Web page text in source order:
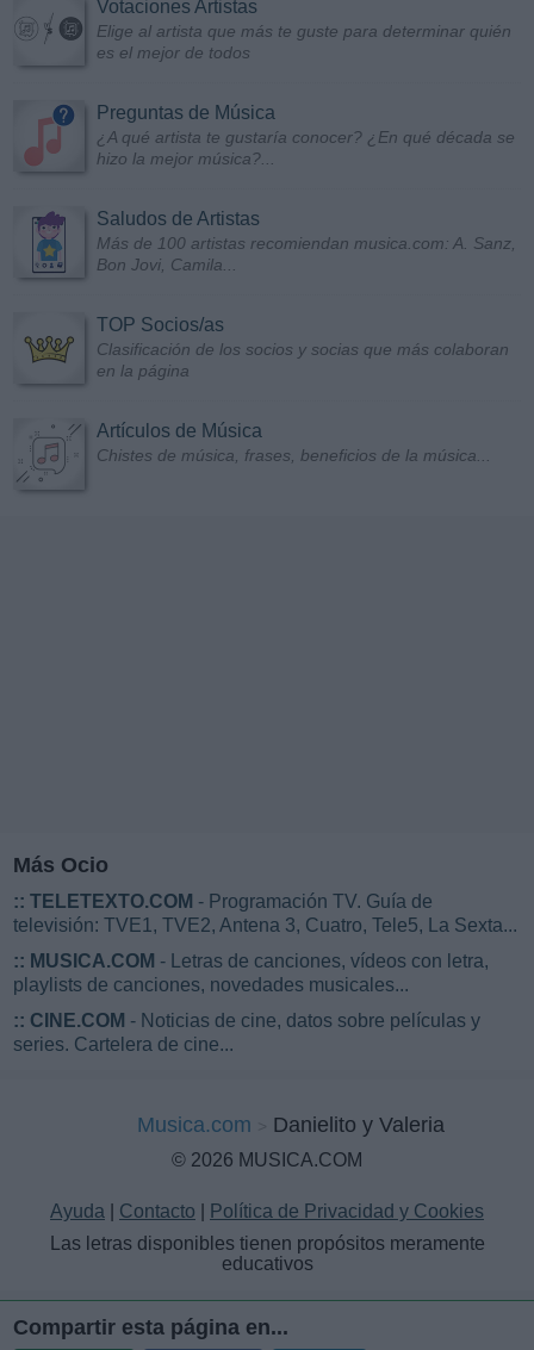
Votaciones Artistas
Elige al artista que más te guste para determinar quién
es el mejor de todos
Preguntas de Música
¿A qué artista te gustaría conocer? ¿En qué década se
hizo la mejor música?...
Saludos de Artistas
Más de 100 artistas recomiendan musica.com: A. Sanz,
Bon Jovi, Camila...
TOP Socios/as
Clasificación de los socios y socias que más colaboran
en la página
Artículos de Música
Chistes de música, frases, beneficios de la música...
Más Ocio
:: TELETEXTO.COM - Programación TV. Guía de
televisión: TVE1, TVE2, Antena 3, Cuatro, Tele5, La Sexta...
:: MUSICA.COM - Letras de canciones, vídeos con letra,
playlists de canciones, novedades musicales...
:: CINE.COM - Noticias de cine, datos sobre películas y
series. Cartelera de cine...
Musica.com Danielito y Valeria
© 2026 MUSICA.COM
Ayuda Contacto
Política de Privacidad y Cookies
Las letras disponibles tienen propósitos meramente
educativos
Compartir esta página en...